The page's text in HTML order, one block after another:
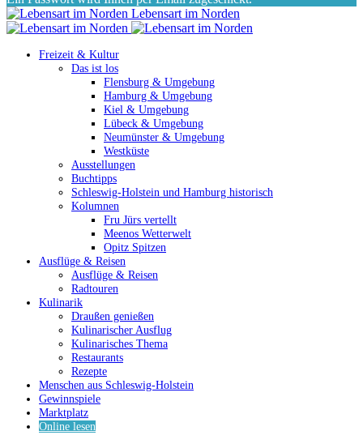
Lebensart im Norden
Freizeit & Kultur
Das ist los
Flensburg & Umgebung
Hamburg & Umgebung
Kiel & Umgebung
Lübeck & Umgebung
Neumünster & Umgebung
Westküste
Ausstellungen
Buchtipps
Schleswig-Holstein und Hamburg historisch
Kolumnen
Fru Jürs vertellt
Meenos Wetterwelt
Opitz Spitzen
Ausflüge & Reisen
Ausflüge & Reisen
Radtouren
Kulinarik
Draußen genießen
Kulinarischer Ausflug
Kulinarisches Thema
Restaurants
Rezepte
Menschen aus Schleswig-Holstein
Gewinnspiele
Marktplatz
Online lesen